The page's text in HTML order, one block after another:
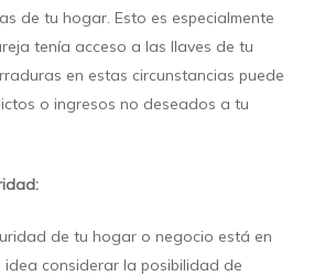
de tu hogar. Esto es especialmente
tenía acceso a las llaves de tu
en estas circunstancias puede
o ingresos no deseados a tu
de tu hogar o negocio está en
idea considerar la posibilidad de